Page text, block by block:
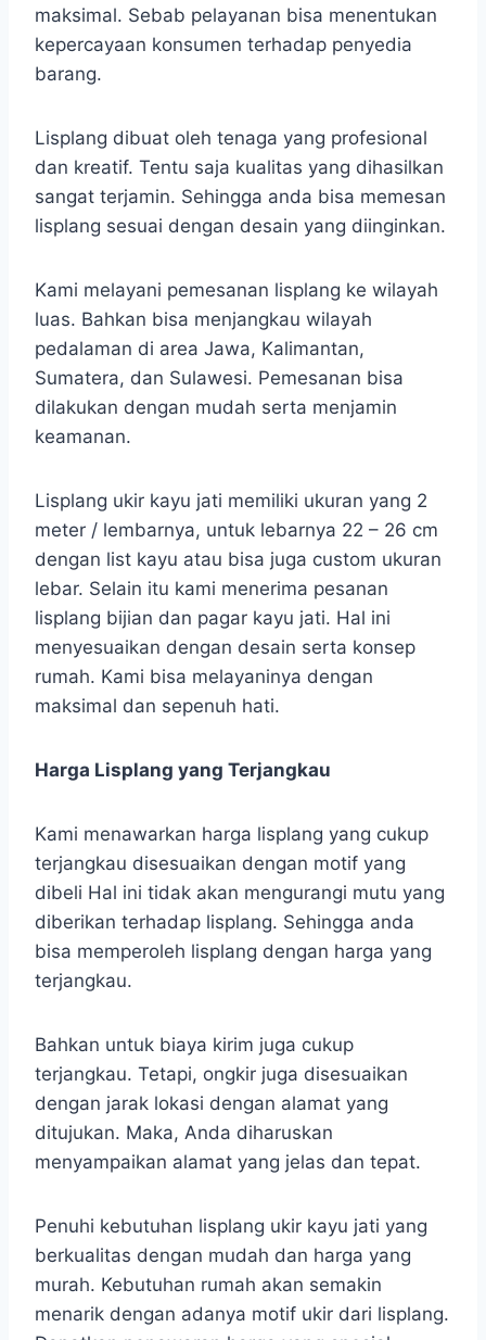
maksimal. Sebab pelayanan bisa menentukan
kepercayaan konsumen terhadap penyedia
barang.
Lisplang dibuat oleh tenaga yang profesional
dan kreatif. Tentu saja kualitas yang dihasilkan
sangat terjamin. Sehingga anda bisa memesan
lisplang sesuai dengan desain yang diinginkan.
Kami melayani pemesanan lisplang ke wilayah
luas. Bahkan bisa menjangkau wilayah
pedalaman di area Jawa, Kalimantan,
Sumatera, dan Sulawesi. Pemesanan bisa
dilakukan dengan mudah serta menjamin
keamanan.
Lisplang ukir kayu jati memiliki ukuran yang 2
meter / lembarnya, untuk lebarnya 22 – 26 cm
dengan list kayu atau bisa juga custom ukuran
lebar. Selain itu kami menerima pesanan
lisplang bijian dan pagar kayu jati. Hal ini
menyesuaikan dengan desain serta konsep
rumah. Kami bisa melayaninya dengan
maksimal dan sepenuh hati.
Harga Lisplang yang Terjangkau
Kami menawarkan harga lisplang yang cukup
terjangkau disesuaikan dengan motif yang
dibeli Hal ini tidak akan mengurangi mutu yang
diberikan terhadap lisplang. Sehingga anda
bisa memperoleh lisplang dengan harga yang
terjangkau.
Bahkan untuk biaya kirim juga cukup
terjangkau. Tetapi, ongkir juga disesuaikan
dengan jarak lokasi dengan alamat yang
ditujukan. Maka, Anda diharuskan
menyampaikan alamat yang jelas dan tepat.
Penuhi kebutuhan lisplang ukir kayu jati yang
berkualitas dengan mudah dan harga yang
murah. Kebutuhan rumah akan semakin
menarik dengan adanya motif ukir dari lisplang.